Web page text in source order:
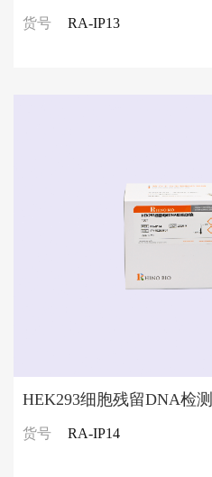
货号 RA-IP13
HEK293细胞残留DNA检
货号 RA-IP14